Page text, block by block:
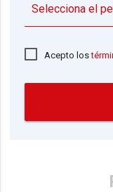
Acepto los